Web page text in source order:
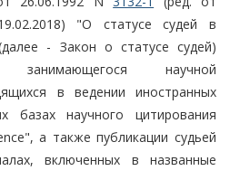
"О статусе судей в
- Закон о статусе судей)
занимающегося научной
в ведении иностранных
базах научного цитирования
а также публикации судьей
включенных в названные